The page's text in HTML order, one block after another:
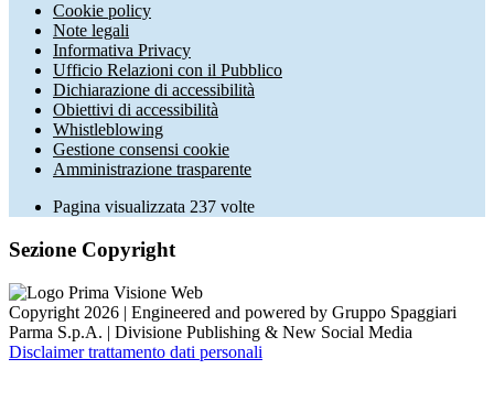
Cookie policy
Note legali
Informativa Privacy
Ufficio Relazioni con il Pubblico
Dichiarazione di accessibilità
Obiettivi di accessibilità
Whistleblowing
Gestione consensi cookie
Amministrazione trasparente
Pagina visualizzata 237 volte
Sezione Copyright
Copyright 2026 | Engineered and powered by Gruppo Spaggiari
Parma S.p.A. | Divisione Publishing & New Social Media
Disclaimer trattamento dati personali